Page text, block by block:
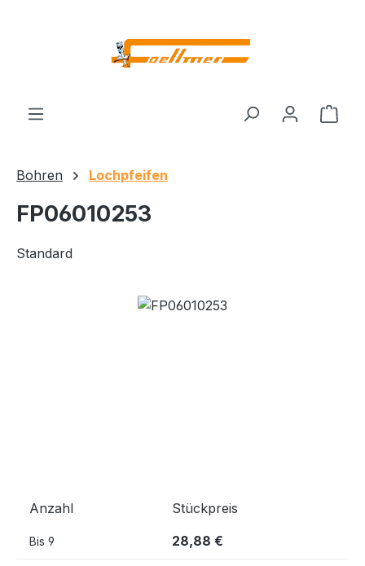
Bohren Lochpfeifen
FP06010253
Standard
Bildergalerie überspringen
Anzahl Stückpreis
Bis 9 28,88 €